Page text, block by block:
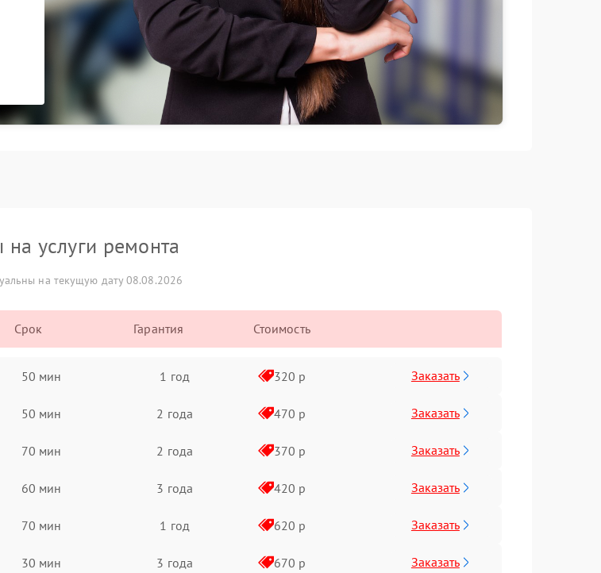
услуги ремонта
на текущую дату 08.08.2026
Срок Гарантия Стоимость
50 мин 1 год 320 р Заказать
50 мин 2 года 470 р Заказать
70 мин 2 года 370 р Заказать
60 мин 3 года 420 р Заказать
70 мин 1 год 620 р Заказать
30 мин 3 года 670 р Заказать